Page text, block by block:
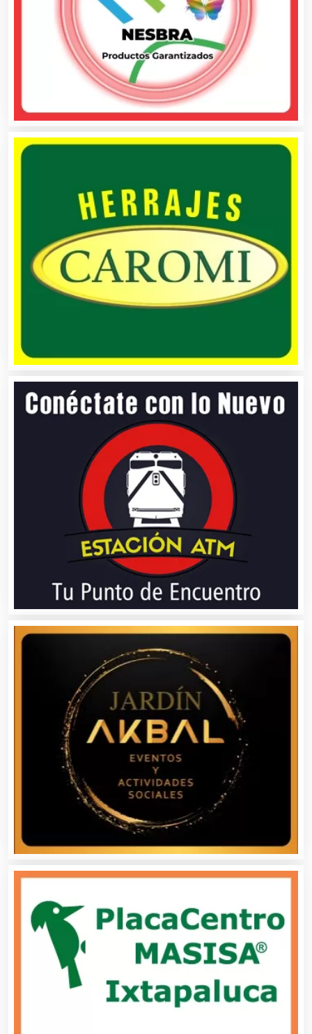
Artesanías
Artículos de Oficina
Artículos de Piel
Artículos Importados
Artículos para el Hogar
Artículos Personales
Artículos Publicitarios
Aseguradoras
Asesores Técnicos
Asesoría Fiscal
Asociaciones Civiles
Asociaciones Empresariales
Audio, Sonido e Iluminación
Audios para Eventos
Autobuses
Automatización